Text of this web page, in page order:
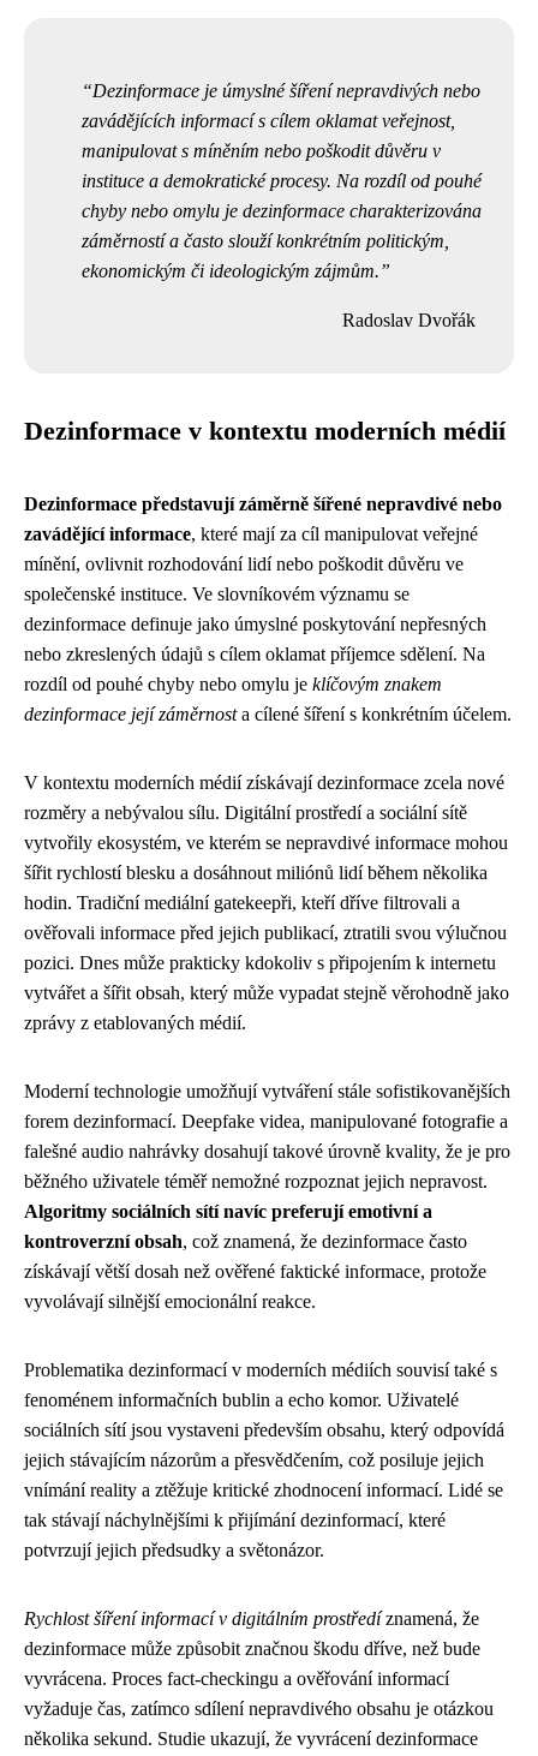
Dezinformace je úmyslné šíření nepravdivých nebo
zavádějících informací s cílem oklamat veřejnost,
manipulovat s míněním nebo poškodit důvěru v
instituce a demokratické procesy. Na rozdíl od pouhé
chyby nebo omylu je dezinformace charakterizována
záměrností a často slouží konkrétním politickým,
ekonomickým či ideologickým zájmům.
Radoslav Dvořák
Dezinformace v kontextu moderních médií
Dezinformace představují záměrně šířené nepravdivé nebo
zavádějící informace, které mají za cíl manipulovat veřejné
mínění, ovlivnit rozhodování lidí nebo poškodit důvěru ve
společenské instituce. Ve slovníkovém významu se
dezinformace definuje jako úmyslné poskytování nepřesných
nebo zkreslených údajů s cílem oklamat příjemce sdělení. Na
rozdíl od pouhé chyby nebo omylu je klíčovým znakem
dezinformace její záměrnosta cílené šíření s konkrétním účelem.
V kontextu moderních médií získávají dezinformace zcela nové
rozměry a nebývalou sílu. Digitální prostředí a sociální sítě
vytvořily ekosystém, ve kterém se nepravdivé informace mohou
šířit rychlostí blesku a dosáhnout miliónů lidí během několika
hodin. Tradiční mediální gatekeepři, kteří dříve filtrovali a
ověřovali informace před jejich publikací, ztratili svou výlučnou
pozici. Dnes může prakticky kdokoliv s připojením k internetu
vytvářet a šířit obsah, který může vypadat stejně věrohodně jako
zprávy z etablovaných médií.
Moderní technologie umožňují vytváření stále sofistikovanějších
forem dezinformací. Deepfake videa, manipulované fotografie a
falešné audio nahrávky dosahují takové úrovně kvality, že je pro
běžného uživatele téměř nemožné rozpoznat jejich nepravost.
Algoritmy sociálních sítí navíc preferují emotivní a
kontroverzní obsah, což znamená, že dezinformace často
získávají větší dosah než ověřené faktické informace, protože
vyvolávají silnější emocionální reakce.
Problematika dezinformací v moderních médiích souvisí také s
fenoménem informačních bublin a echo komor. Uživatelé
sociálních sítí jsou vystaveni především obsahu, který odpovídá
jejich stávajícím názorům a přesvědčením, což posiluje jejich
vnímání reality a ztěžuje kritické zhodnocení informací. Lidé se
tak stávají náchylnějšími k přijímání dezinformací, které
potvrzují jejich předsudky a světonázor.
Rychlost šíření informací v digitálním prostředíznamená, že
dezinformace může způsobit značnou škodu dříve, než bude
vyvrácena. Proces fact-checkingu a ověřování informací
vyžaduje čas, zatímco sdílení nepravdivého obsahu je otázkou
několika sekund. Studie ukazují, že vyvrácení dezinformace